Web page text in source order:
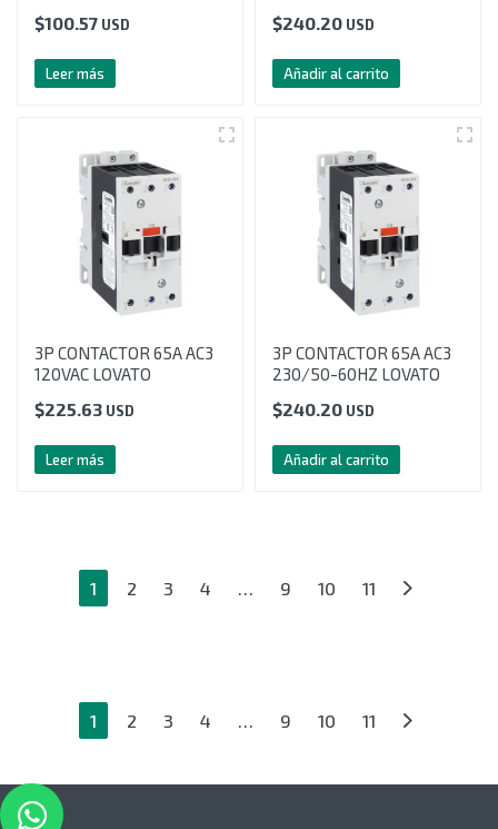
$100.57 USD
Leer más
$240.20 USD
Añadir al carrito
3P CONTACTOR 65A AC3
120VAC LOVATO
$225.63 USD
Leer más
3P CONTACTOR 65A AC3
230/50-60HZ LOVATO
$240.20 USD
Añadir al carrito
1 2 3 4 … 9 10 11
1 2 3 4 … 9 10 11